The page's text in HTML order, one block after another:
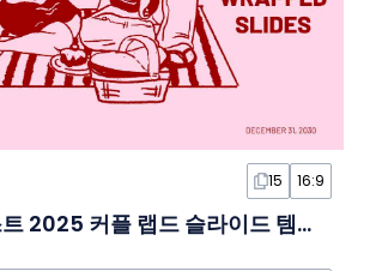
15 16:9
귀여운 일러스트 2025 커플 랩드 슬라이드 템플릿